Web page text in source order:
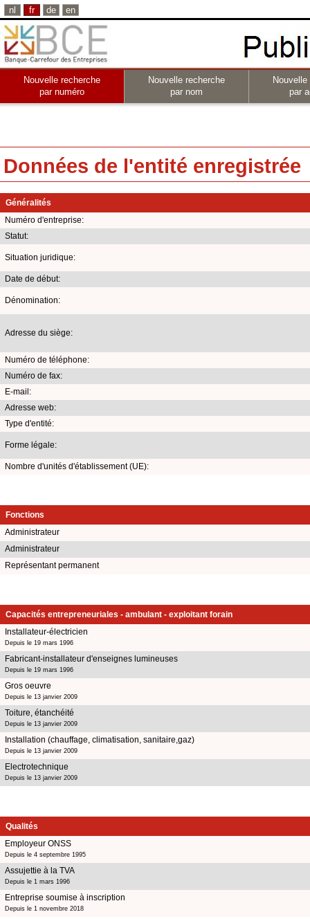
nl fr de en
Nouvelle recherche
par numéro
Nouvelle recherche
par nom
par
Données de l'entité enregistrée
Généralités
Numéro d'entreprise:
Statut:
Situation juridique:
Date de début:
Dénomination:
Adresse du siège:
Numéro de téléphone:
Numéro de fax:
E-mail:
Adresse web:
Type d'entité:
Forme légale:
Nombre d'unités d'établissement (UE):
Fonctions
Administrateur
Administrateur
Représentant permanent
Capacités entrepreneuriales - ambulant - exploitant forain
Installateur-électricien
Depuis le 19 mars 1996
Fabricant-installateur d'enseignes lumineuses
Depuis le 19 mars 1996
Gros oeuvre
Depuis le 13 janvier 2009
Toiture, étanchéité
Depuis le 13 janvier 2009
Installation (chauffage, climatisation, sanitaire,gaz)
Depuis le 13 janvier 2009
Electrotechnique
Depuis le 13 janvier 2009
Qualités
Employeur ONSS
Depuis le 4 septembre 1995
Assujettie à la TVA
Depuis le 1 mars 1996
Entreprise soumise à inscription
Depuis le 1 novembre 2018